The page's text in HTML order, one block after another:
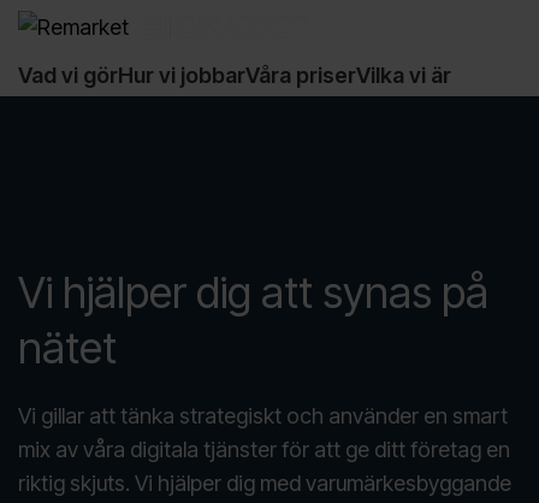
Vad vi görHur vi jobbarVåra priserVilka vi är
Vi hjälper dig att synas på
nätet
Vi gillar att tänka strategiskt och använder en smart
mix av våra digitala tjänster för att ge ditt företag en
riktig skjuts. Vi hjälper dig med varumärkesbyggande